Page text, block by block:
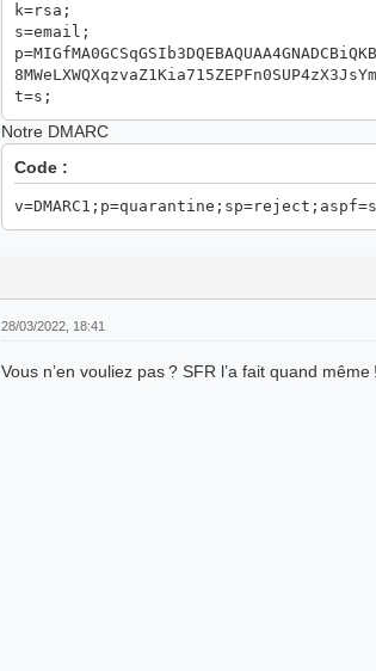
k=rsa;
s=email;
t=s;
Notre DMARC
Code :
28/03/2022, 18:41
Vous n’en vouliez pas ? SFR l’a fait quand même !